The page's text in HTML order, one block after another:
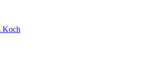
Koch